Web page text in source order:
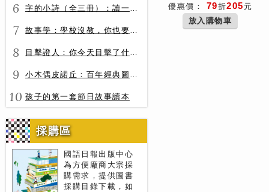
6 字的小詩（全三冊）：讀一首詩，交一個字朋友（字字小宇宙+字字看心情+字字有意思）
7 故事學：學校沒教，你也要會的表達力
8 目擊證人：你今天目擊了什麼？
9 小木偶皮諾丘：百年經典圖文全譯版
10 孩子的第一套節日故事讀本
採購區
國語日報出版中心
為方便廠商大宗採
購需求，提供圖書
採購目錄下載，如
優惠價： 79折205 元
放入購物車